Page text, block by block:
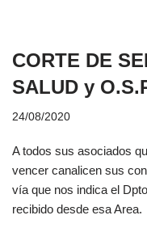
CORTE DE
SALUD y
24/08/2020
A todos sus asociados
vencer canalicen sus
vía que nos indica el
recibido desde esa Area.